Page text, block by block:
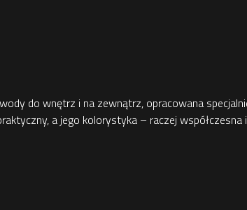
do wnętrz i na zewnątrz, opracowana
a jego kolorystyka – raczej